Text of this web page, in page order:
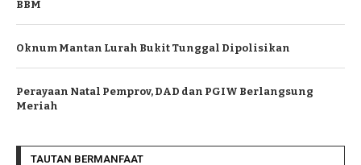
BBM
Oknum Mantan Lurah Bukit Tunggal Dipolisikan
Perayaan Natal Pemprov, DAD dan PGIW Berlangsung
Meriah
TAUTAN BERMANFAAT